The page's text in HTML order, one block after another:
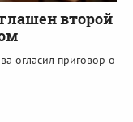
второй
огласил приговор о